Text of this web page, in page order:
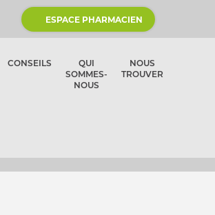
ESPACE PHARMACIEN
CONSEILS
QUI
SOMMES-
NOUS
NOUS
TROUVER